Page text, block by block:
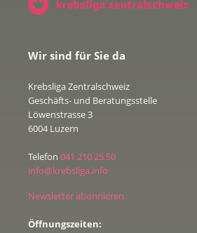
Wir sind für Sie da
Krebsliga Zentralschweiz
Geschäfts- und Beratungsstelle
Löwenstrasse 3
6004 Luzern
Telefon 041 210 25 50
info@krebsliga.info
Newsletter abonnieren
Öffnungszeiten: